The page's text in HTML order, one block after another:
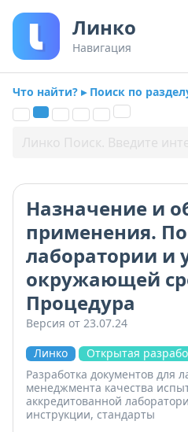
Линко
Навигация
Что найти? ▸ Поиск по
Назначение и
применения.
лаборатории и
окружающей
Процедура
Версия от 23.07.24
Линко
Открытая
Разработка документов для
менеджмента качества
аккредитованной
инструкции, стандарты